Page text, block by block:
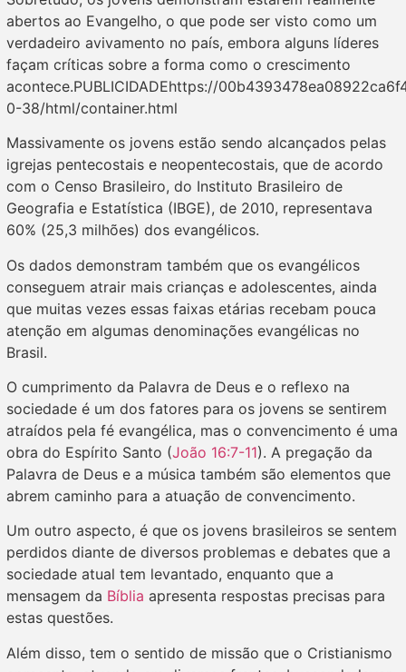
abertos ao Evangelho, o que pode ser visto como um
verdadeiro avivamento no país, embora alguns líderes
façam críticas sobre a forma como o crescimento
acontece.PUBLICIDADEhttps://
0-38/html/container.html
Massivamente os jovens estão sendo alcançados pelas
igrejas pentecostais e neopentecostais, que de acordo
com o Censo Brasileiro, do Instituto Brasileiro de
Geografia e Estatística (IBGE), de 2010, representava
60% (25,3 milhões) dos evangélicos.
Os dados demonstram também que os evangélicos
conseguem atrair mais crianças e adolescentes, ainda
que muitas vezes essas faixas etárias recebam pouca
atenção em algumas denominações evangélicas no
Brasil.
O cumprimento da Palavra de Deus e o reflexo na
sociedade é um dos fatores para os jovens se sentirem
atraídos pela fé evangélica, mas o convencimento é uma
obra do Espírito Santo (João 16:7-11). A pregação da
Palavra de Deus e a música também são elementos que
abrem caminho para a atuação de convencimento.
Um outro aspecto, é que os jovens brasileiros se sentem
perdidos diante de diversos problemas e debates que a
sociedade atual tem levantado, enquanto que a
mensagem da Bíblia apresenta respostas precisas para
estas questões.
Além disso, tem o sentido de missão que o Cristianismo